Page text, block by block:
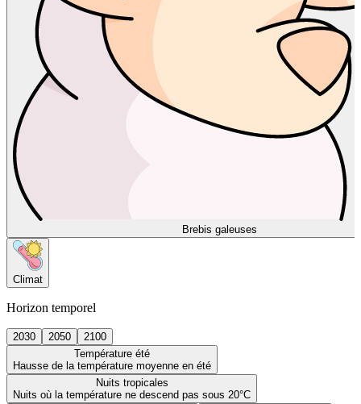
Brebis galeuses
Climat
Horizon temporel
2030 2050
2100
Température été
Hausse de la température moyenne en été
Nuits tropicales
Nuits où la température ne descend pas sous 20°C